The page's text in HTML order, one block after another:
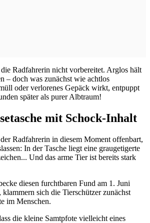
Radfahrerin nicht vorbereitet. Arglos hält
– doch was zunächst wie achtlos
oder verlorenes Gepäck wirkt, entpuppt
später als purer Albtraum!
mit Schock-Inhalt
Radfahrerin in diesem Moment offenbart,
In der Tasche liegt eine graugetigerte
Und das arme Tier ist bereits stark
diesen furchtbaren Fund am 1. Juni
sich die Tierschützer zunächst
im Menschen.
die kleine Samtpfote vielleicht eines